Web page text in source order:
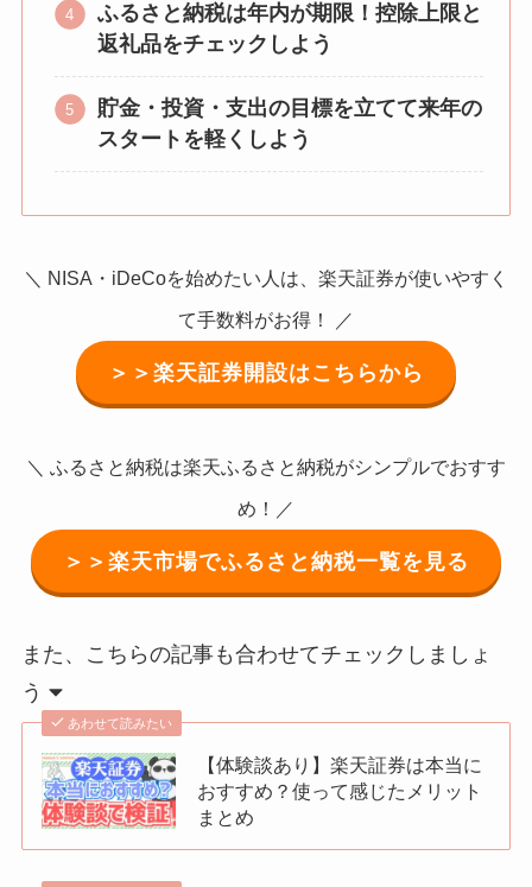
ふるさと納税は年内が期限！控除上限と
返礼品をチェックしよう
貯金・投資・支出の目標を立てて来年の
スタートを軽くしよう
＼ NISA・iDeCoを始めたい人は、楽天証券が使いやすく
て手数料がお得！ ／
＞＞楽天証券開設はこちらから
＼ ふるさと納税は楽天ふるさと納税がシンプルでおすす
め！／
＞＞楽天市場でふるさと納税一覧を見る
また、こちらの記事も合わせてチェックしましょ
う
あわせて読みたい
【体験談あり】楽天証券は本当に
おすすめ？使って感じたメリット
まとめ